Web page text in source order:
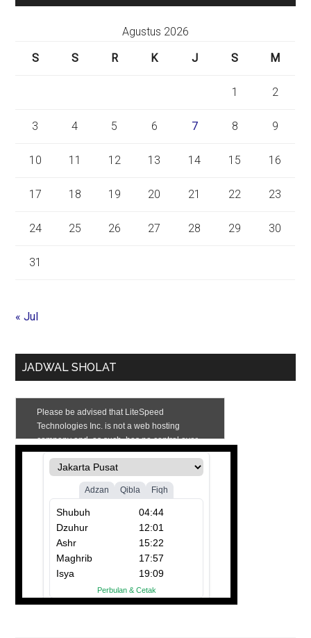
Agustus 2026
S
S R K J S M
1 2
3 4 5 6 7 8 9
10 11 12 13 14 15 16
17 18 19 20 21 22 23
24 25 26 27 28 29 30
31
« Jul
JADWAL SHOLAT